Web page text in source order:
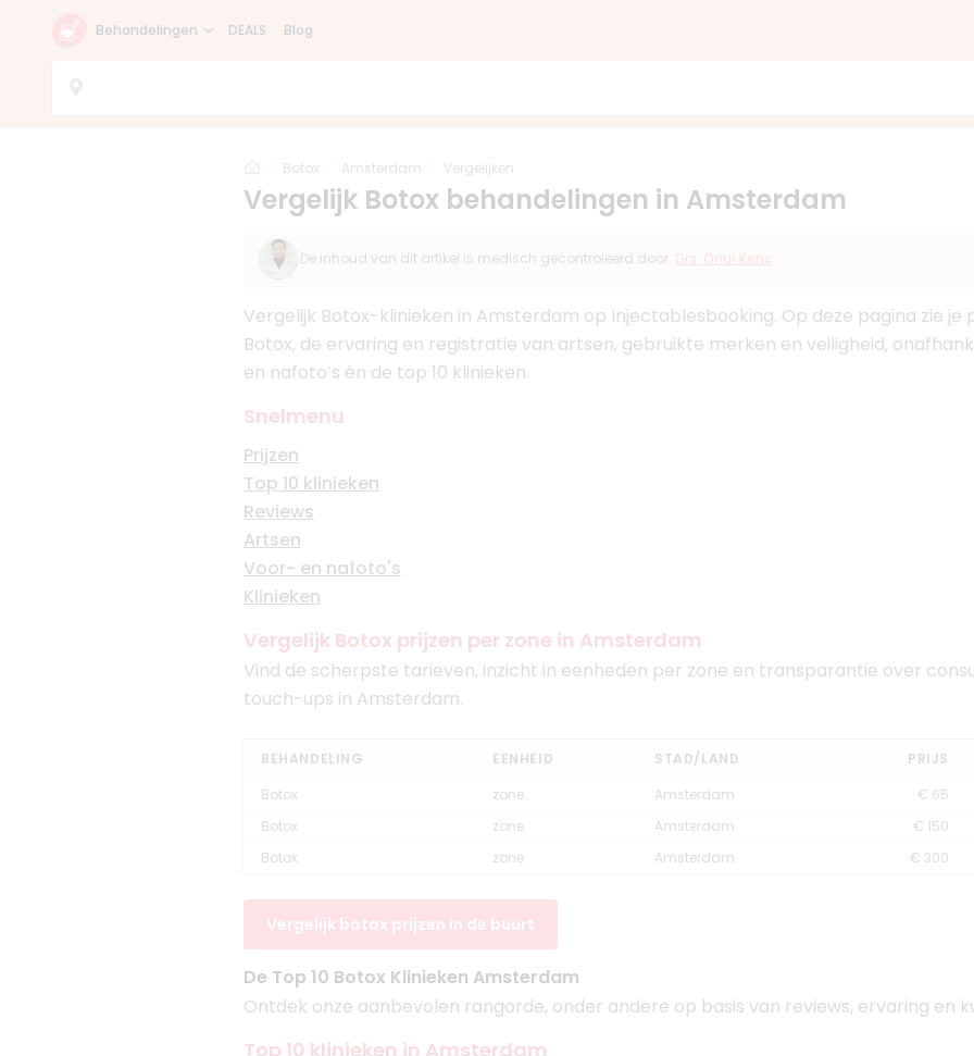
Behandelingen DEALS Blog
Home
Botox Amsterdam Vergelijken
Vergelijk Botox behandelingen in Amsterdam
De inhoud van dit artikel is medisch gecontroleerd door: Drs. Onur Kenc
Vergelijk Botox-klinieken in Amsterdam op Injectablesbooking. Op deze pagina zie je
Botox, de ervaring en registratie van artsen, gebruikte merken en veiligheid,
en nafoto’s én de top 10 klinieken.
Snelmenu
Prijzen
Top 10 klinieken
Reviews
Artsen
Voor- en nafoto's
Klinieken
Vergelijk Botox prijzen per zone in Amsterdam
Vind de scherpste tarieven, inzicht in eenheden per zone en transparantie over
touch-ups in Amsterdam.
BEHANDELING EENHEID STAD/LAND
PRIJS
Botox
zone Amsterdam € 65
Botox
zone Amsterdam € 150
Botox
zone Amsterdam € 300
Vergelijk botox prijzen in de buurt
De Top 10 Botox Klinieken Amsterdam
Ontdek onze aanbevolen rangorde, onder andere op basis van reviews, ervaring en
Top 10 klinieken in Amsterdam